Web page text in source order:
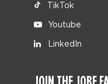
TikTok
Youtube
LinkedIn